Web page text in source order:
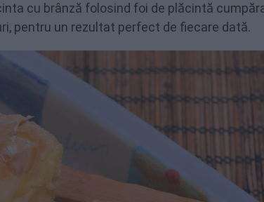
cu brânză folosind foi de plăcintă
pentru un rezultat perfect de fiecare dată.